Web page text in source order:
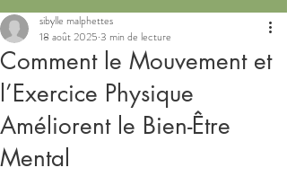
Comment le Mouvement et
l’Exercice Physique
Améliorent le Bien-Être
Mental
sibylle malphettes
18 août 2025 3 min de lecture